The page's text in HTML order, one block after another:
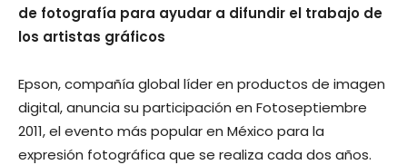
de fotografía para ayudar a difundir el trabajo de
los artistas gráficos
Epson, compañía global líder en productos de imagen
digital, anuncia su participación en Fotoseptiembre
2011, el evento más popular en México para la
expresión fotográfica que se realiza cada dos años.